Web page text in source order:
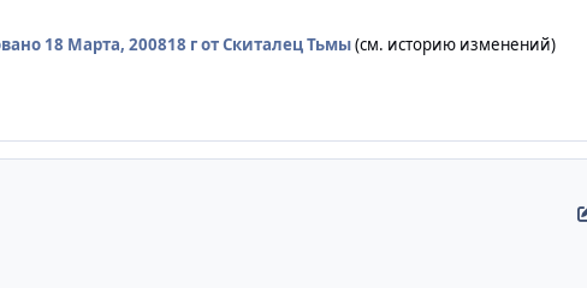
18 Марта, 200818 гот Скиталец Тьмы(см. историю изменений)